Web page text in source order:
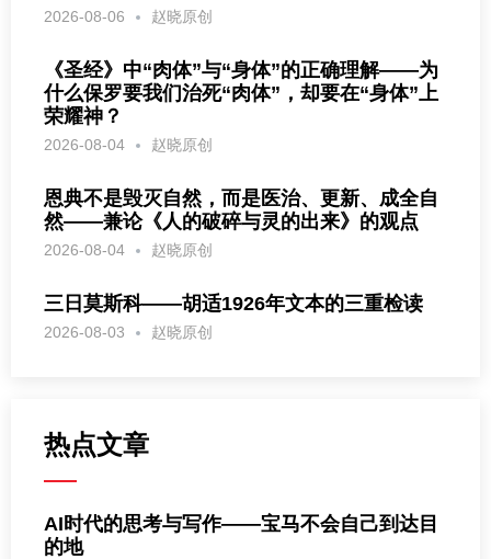
2026-08-06 赵晓原创
《圣经》中“肉体”与“身体”的正确理解——为
什么保罗要我们治死“肉体”，却要在“身体”上
荣耀神？
2026-08-04 赵晓原创
恩典不是毁灭自然，而是医治、更新、成全自
然——兼论《人的破碎与灵的出来》的观点
2026-08-04 赵晓原创
三日莫斯科——胡适1926年文本的三重检读
2026-08-03 赵晓原创
热点文章
AI时代的思考与写作——宝马不会自己到达目
的地